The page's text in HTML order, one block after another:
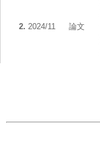
2. 2024/11 論文